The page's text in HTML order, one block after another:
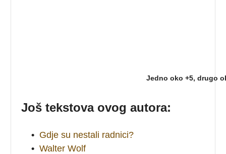
Jedno oko +5, drugo
Još tekstova ovog autora:
• Gdje su nestali radnici?
• Walter Wolf